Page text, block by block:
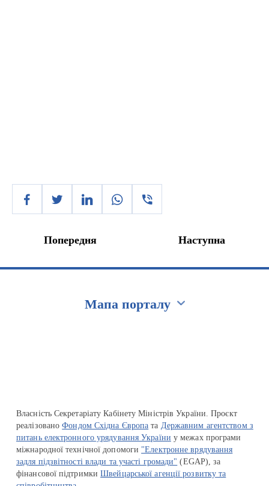
Попередня Наступна
Мапа порталу
Власність Секретаріату Кабінету Міністрів України. Проєкт
реалізованоФондом Східна Європа та Державним агентством з
питань електронного урядування України у межах програми
міжнародної технічної допомоги "Електронне врядування
задля підзвітності влади та участі громади" (EGAP), за
фінансової підтримкиШвейцарської агенції розвитку та